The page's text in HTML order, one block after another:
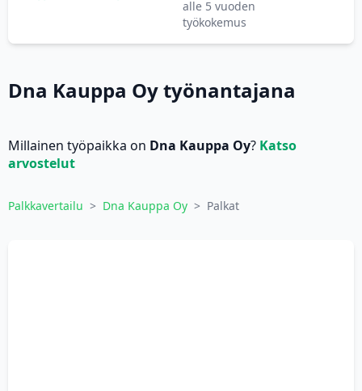
alle 5 vuoden
työkokemus
Dna Kauppa Oy työnantajana
Millainen työpaikka on Dna Kauppa Oy? Katso
arvostelut
Palkkavertailu > Dna Kauppa Oy > Palkat